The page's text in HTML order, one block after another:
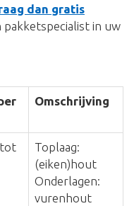
dan gratis
in uw
Omschrijving
Toplaag:
(eiken)hout
Onderlagen:
vurenhout